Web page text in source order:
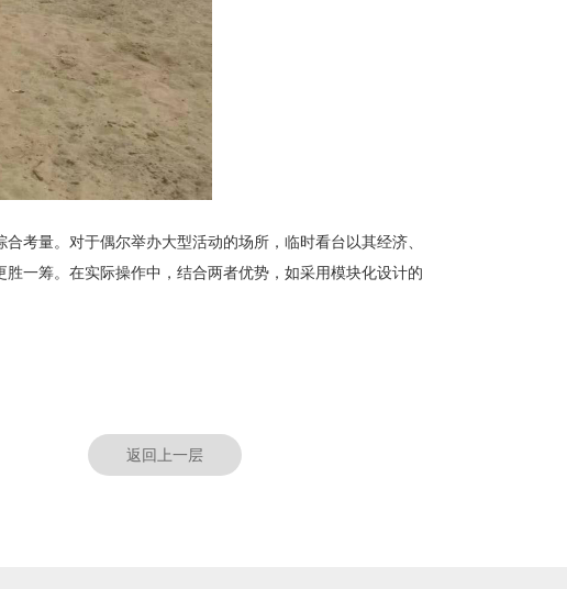
考量。对于偶尔举办大型活动的场所，临时看台以其经济、
一筹。在实际操作中，结合两者优势，如采用模块化设计的
返回上一层